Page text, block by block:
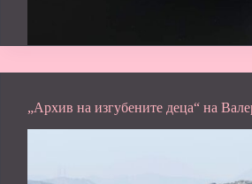
„Архив на изгубените деца“ на